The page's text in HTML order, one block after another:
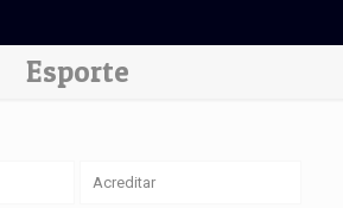
Esporte
Acreditar